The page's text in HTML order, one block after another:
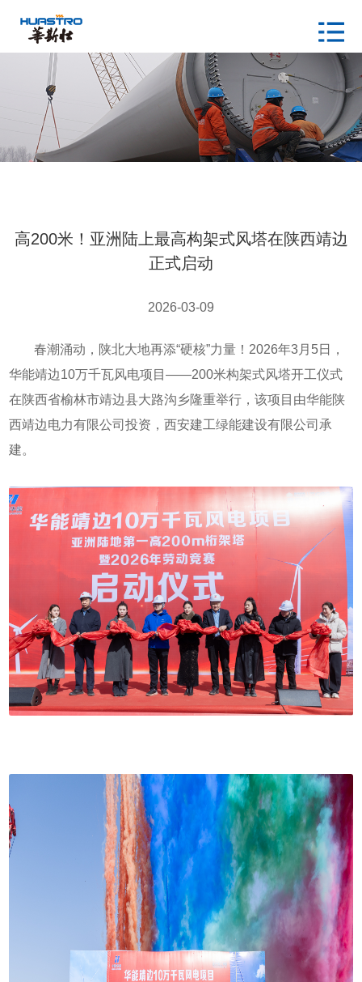
高200米！亚洲陆上最高构架式风塔在陕西靖边
正式启动
2026-03-09
春潮涌动，陕北大地再添“硬核”力量！2026年3月5日，
华能靖边10万千瓦风电项目——200米构架式风塔开工仪式
在陕西省榆林市靖边县大路沟乡隆重举行，该项目由华能陕
西靖边电力有限公司投资，西安建工绿能建设有限公司承
建。